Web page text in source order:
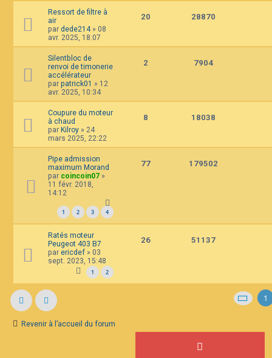
Ressort de filtre à
air
par dede214» 08
avr. 2025, 18:07
20 28870
Silentbloc de
renvoi de timonerie
accélérateur
par patrick01 » 12
avr. 2025, 10:34
2 7904
Coupure du moteur
à chaud
par Kilroy » 24
mars 2025, 22:22
8 18038
Pipe admission
maximum Morand
par coincoin07 »
11 févr. 2018,
14:12
1 2 3 4
77 179502
Ratés moteur
Peugeot 403 B7
par ericdef » 03
sept. 2023, 15:48
1 2
26 51137
1
Revenir à l’accueil du forum